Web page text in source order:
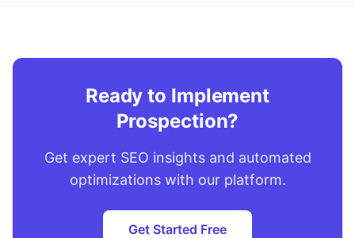
Ready to Implement
Prospection?
Get expert SEO insights and automated
optimizations with our platform.
Get Started Free